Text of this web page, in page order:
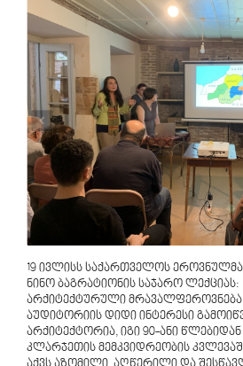
19 ივლისს საქართველოს
ნინო ბაგრატიონის საჯარო
არქიტექტურული
აუდიტორიის დიდი ინტერესი
არქიტექტორია, იგი 90-ანი
კლარჯეთის მემკვიდრეობის